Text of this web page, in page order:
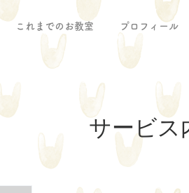
これまでのお教室 プロフィール
サービス